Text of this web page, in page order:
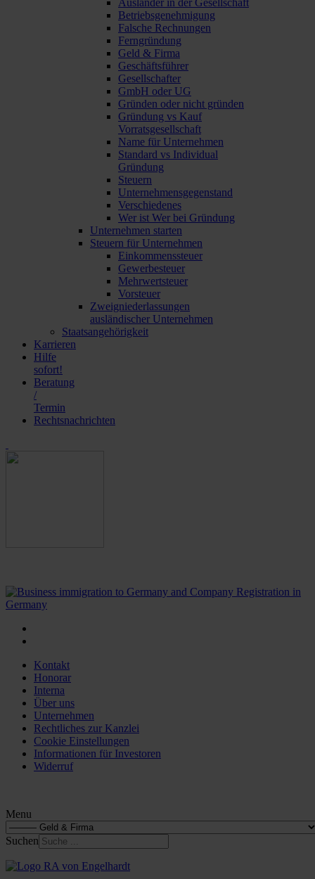
Ausländer in der Gesellschaft
Betriebsgenehmigung
Falsche Rechnungen
Ferngründung
Geld & Firma
Geschäftsführer
Gesellschafter
GmbH oder UG
Gründen oder nicht gründen
Gründung vs Kauf
Vorratsgesellschaft
Name für Unternehmen
Standard vs Individual
Gründung
Steuern
Unternehmensgegenstand
Verschiedenes
Wer ist Wer bei Gründung
Unternehmen starten
Steuern für Unternehmen
Einkommenssteuer
Gewerbesteuer
Mehrwertsteuer
Vorsteuer
Zweigniederlassungen
ausländischer Unternehmen
Staatsangehörigkeit
Karrieren
Hilfe
sofort!
Beratung
/
Termin
Rechtsnachrichten
Kontakt
Honorar
Interna
Über uns
Unternehmen
Rechtliches zur Kanzlei
Cookie Einstellungen
Informationen für Investoren
Widerruf
Menu
Suchen